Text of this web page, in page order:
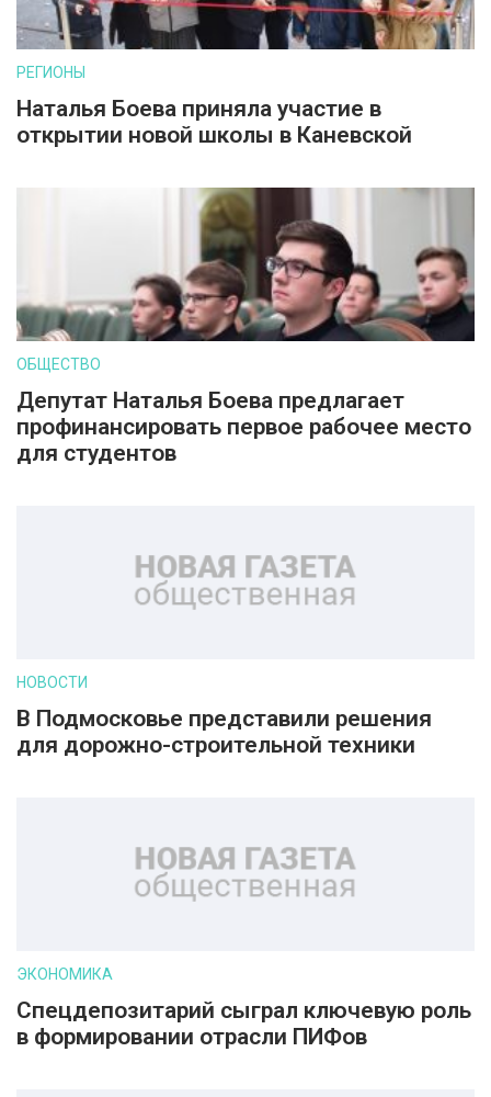
РЕГИОНЫ
Наталья Боева приняла участие в
открытии новой школы в Каневской
ОБЩЕСТВО
Депутат Наталья Боева предлагает
профинансировать первое рабочее место
для студентов
НОВОСТИ
В Подмосковье представили решения
для дорожно-строительной техники
ЭКОНОМИКА
Спецдепозитарий сыграл ключевую роль
в формировании отрасли ПИФов